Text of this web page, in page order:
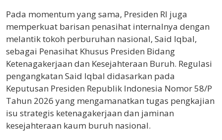
Pada momentum yang sama, Presiden RI juga
memperkuat barisan penasihat internalnya dengan
melantik tokoh perburuhan nasional, Said Iqbal,
sebagai Penasihat Khusus Presiden Bidang
Ketenagakerjaan dan Kesejahteraan Buruh. Regulasi
pengangkatan Said Iqbal didasarkan pada
Keputusan Presiden Republik Indonesia Nomor 58/P
Tahun 2026 yang mengamanatkan tugas pengkajian
isu strategis ketenagakerjaan dan jaminan
kesejahteraan kaum buruh nasional.